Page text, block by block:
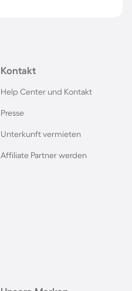
Kontakt
Help Center und Kontakt
Presse
Unterkunft vermieten
Affiliate Partner werden